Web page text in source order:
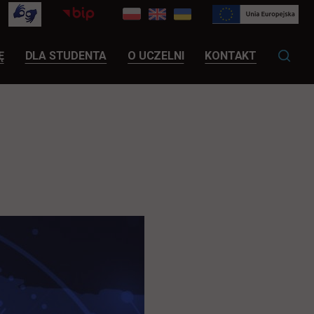
LINK OTWIERA SIĘ W NOWEJ KARCIE
DLA STUDENTA O UCZELNI KONTAKT